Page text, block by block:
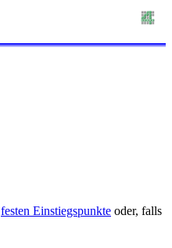
festen Einstiegspunkte oder, falls